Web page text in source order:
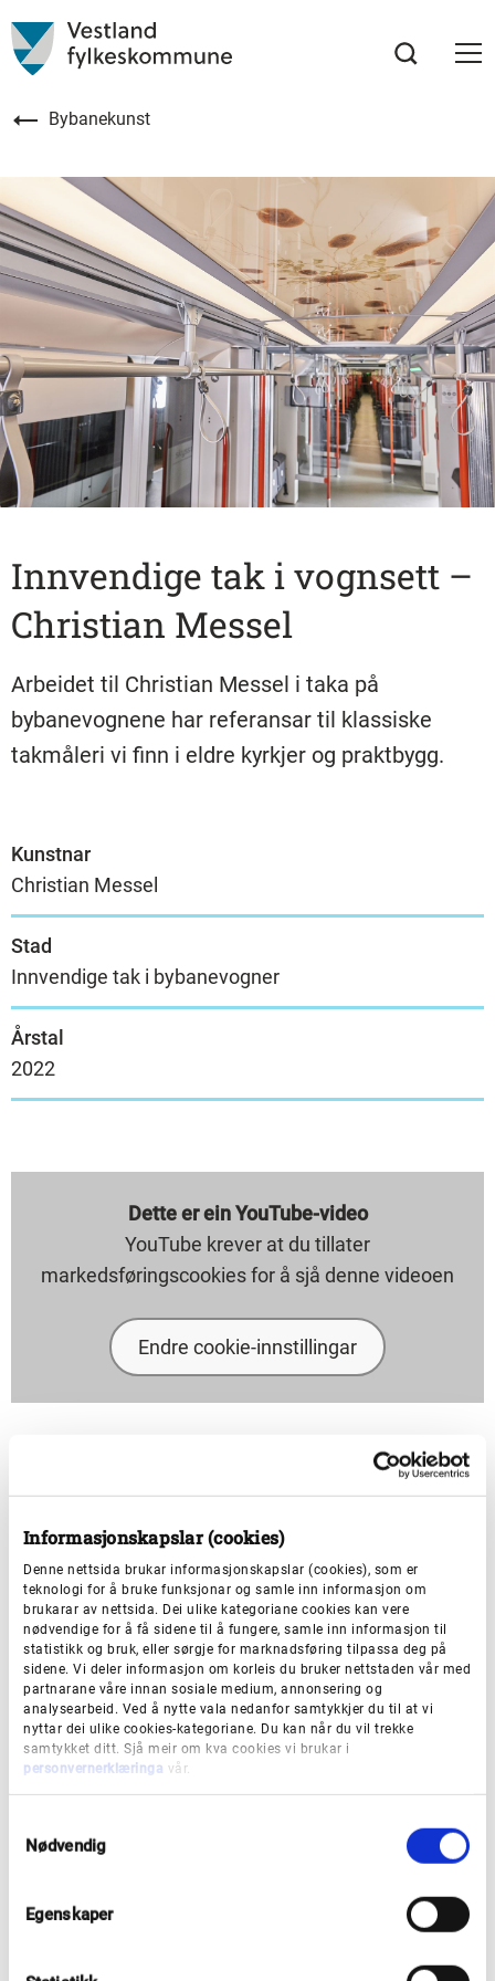
Informasjonskapslar (cookies)
Denne nettsida brukar informasjonskapslar (cookies), som er
teknologi for å bruke funksjonar og samle inn informasjon om
brukarar av nettsida. Dei ulike kategoriane cookies kan vere
nødvendige for å få sidene til å fungere, samle inn informasjon til
statistikk og bruk, eller sørgje for marknadsføring tilpassa deg på
sidene. Vi deler informasjon om korleis du bruker nettstaden vår med
partnarane våre innan sosiale medium, annonsering og
analysearbeid. Ved å nytte vala nedanfor samtykkjer du til at vi
nyttar dei ulike cookies-kategoriane. Du kan når du vil trekke
samtykket ditt. Sjå meir om kva cookies vi brukar i
personvernerklæringa vår.
Nødvendig
Egenskaper
Bybanekunst
Innvendige tak i vognsett –
Christian Messel
Arbeidet til Christian Messel i taka på
bybanevognene har referansar til klassiske
takmåleri vi finn i eldre kyrkjer og praktbygg.
Kunstnar
Christian Messel
Stad
Innvendige tak i bybanevogner
Årstal
2022
Dette er ein YouTube-video
YouTube krever at du tillater
markedsføringscookies for å sjå denne videoen
Endre cookie-innstillingar
I staden for å sjå opp i eit himmeltablå, ser vi her opp i
bilde av den unnselege, men viktige verda vi har under
bakken. Perspektivet er framleis som om vi ser det frå
undersida, og formspråket har mykje det same preget
som takmåleri gjerne har.
Men det himmelske og storslåtte er bytta ut med
sopp, røter og meitemakk, organismar som trass i at
dei er smålåtne og lite synlege, har fundamental
verdi.
Vestland fylkeskommune eig kunstverka.